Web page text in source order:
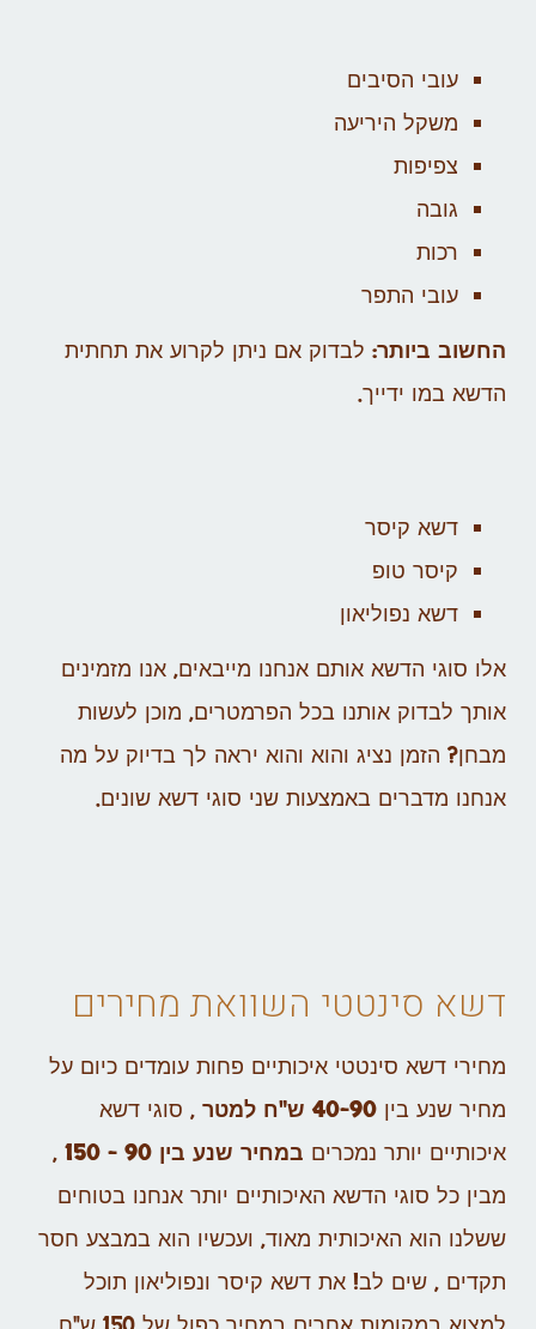
עובי הסיבים
משקל היריעה
צפיפות
גובה
רכות
עובי התפר
החשוב ביותר: לבדוק אם ניתן לקרוע את תחתית
הדשא במו ידייך.
דשא קיסר
קיסר טופ
דשא נפוליאון
אלו סוגי הדשא אותם אנחנו מייבאים, אנו מזמינים
אותך לבדוק אותנו בכל הפרמטרים, מוכן לעשות
מבחן? הזמן נציג והוא והוא יראה לך בדיוק על מה
אנחנו מדברים באמצעות שני סוגי דשא שונים.
דשא סינטטי השוואת מחירים
מחירי דשא סינטטי איכותיים פחות עומדים כיום על
מחיר שנע בין 40-90 ש"ח למטר
, סוגי דשא
איכותיים יותר נמכרים במחיר שנע בין 90 – 150
,
מבין כל סוגי הדשא האיכותיים יותר אנחנו בטוחים
ששלנו הוא האיכותית מאוד, ועכשיו הוא במבצע חסר
תקדים , שים לב! את דשא קיסר ונפוליאון תוכל